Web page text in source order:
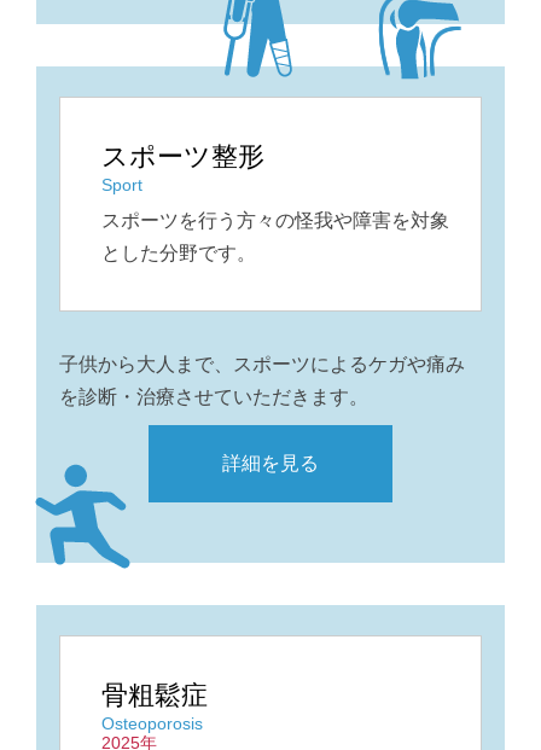
スポーツ整形
Sport
スポーツを行う方々の怪我や障害を対象
とした分野です。
子供から大人まで、スポーツによるケガや痛み
を診断・治療させていただきます。
詳細を見る
骨粗鬆症
Osteoporosis
2025年